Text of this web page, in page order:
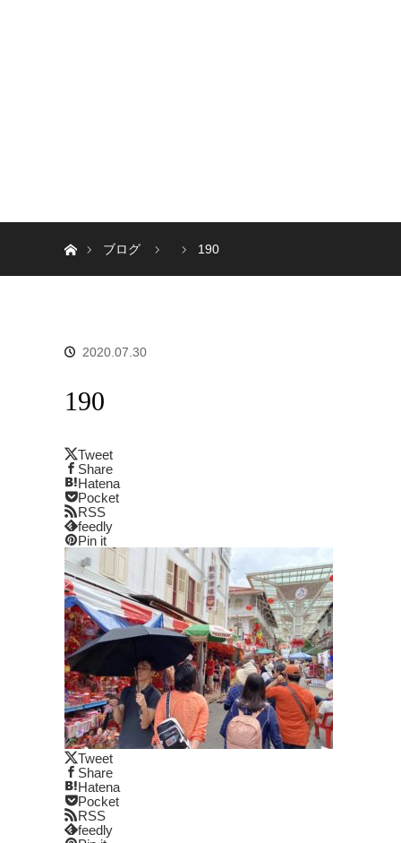
ブログ
190
2020.07.30
190
Tweet
Share
Hatena
Pocket
RSS
feedly
Pin it
Tweet
Share
Hatena
Pocket
RSS
feedly